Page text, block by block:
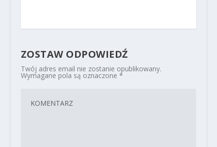
ZOSTAW ODPOWIEDŹ
Twój adres email nie zostanie opublikowany.
Wymagane pola są oznaczone *